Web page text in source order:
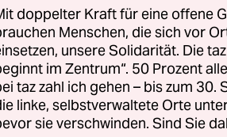
Veldkamp, bis dato
am Freitagabend in eine
mitdem Rückzug der
PVV im Junigefallen.
abhanden, der wegen eines
zurücktrat, sondern
doppelter Kraft für eine offene
Menschen, die sich vor
unsere Solidarität. Die
im Zentrum“. 50 Prozent
taz zahl ich gehen – bis zum
linke, selbstverwaltete Orte
sie verschwinden. Sind Sie